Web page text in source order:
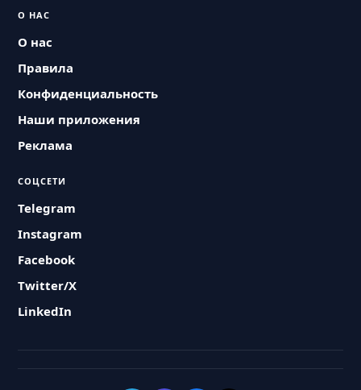
О НАС
О нас
Правила
Конфиденциальность
Наши приложения
Реклама
СОЦСЕТИ
Telegram
Instagram
Facebook
Twitter/X
LinkedIn